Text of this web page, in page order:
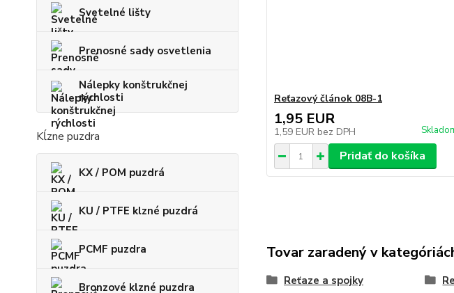
Svetelné lišty
Prenosné sady osvetlenia
Nálepky konštrukčnej
rýchlosti
Kĺzne puzdra
KX / POM puzdrá
KU / PTFE klzné puzdrá
PCMF puzdra
Bronzové klzné puzdra
Reťazový článok 08B-1
1,95 EUR
1,59 EUR bez DPH
Pridať do košíka
Tovar zaradený v
Reťaze a spojky